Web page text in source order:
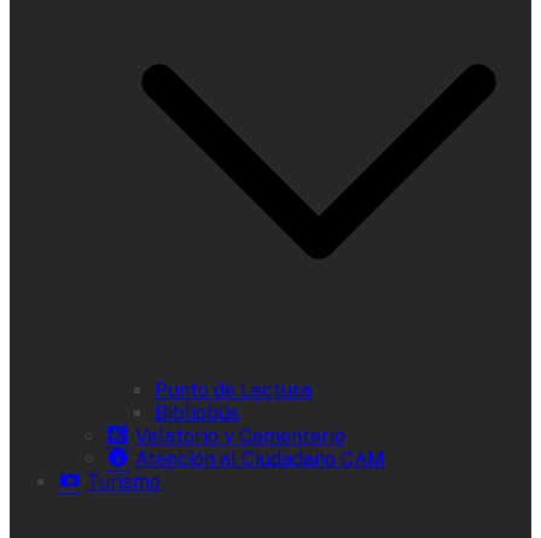
Punto de Lectura
Bibliobús
Velatorio y Cementerio
Atención al Ciudadano CAM
Turismo